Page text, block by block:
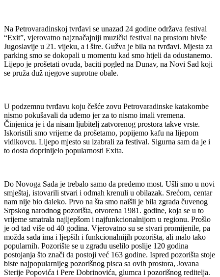
Na Petrovaradinskoj tvrđavi se unazad 24 godine održava festival
“Exit”, vjerovatno najznačajniji muzički festival na prostoru bivše
Jugoslavije u 21. vijeku, a i šire. Gužva je bila na tvrđavi. Mjesta za
parking smo se dokopali u momentu kad smo htjeli da odustanemo.
Lijepo je prošetati ovuda, baciti pogled na Dunav, na Novi Sad koji
se pruža duž njegove suprotne obale.
U podzemnu tvrđavu koju češće zovu Petrovaradinske katakombe
nismo pokušavali da uđemo jer za to nismo imali vremena.
Činjenica je i da nisam ljubitelj zatvorenog prostora takve vrste.
Iskoristili smo vrijeme da prošetamo, popijemo kafu na lijepom
vidikovcu. Lijepo mjesto su izabrali za festival. Sigurna sam da je i
to dosta doprinijelo popularnosti Exita.
Do Novoga Sada je trebalo samo da pređemo most. Ušli smo u novi
smještaj, istovarili stvari i odmah krenuli u obilazak. Srećom, centar
nam nije bio daleko. Prvo na šta smo naišli je bila zgrada čuvenog
Srpskog narodnog pozorišta, otvorena 1981. godine, koja se u to
vrijeme smatrala najljepšom i najfunkcionalnijom u regionu. Prošlo
je od tad više od 40 godina. Vjerovatno su se stvari promijenile, pa
možda sada ima i ljepših i funkcionalnijih pozorišta, ali malo tako
popularnih. Pozorište se u zgradu uselilo poslije 120 godina
postojanja što znači da postoji već 163 godine. Ispred pozorišta stoje
biste najpopularnijeg pozorišnog pisca sa ovih prostora, Jovana
Sterije Popovića i Pere Dobrinovića, glumca i pozorišnog reditelja.